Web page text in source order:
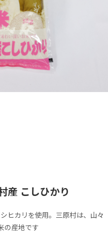
産 こしひかり
ヒカリを使用。三原村は、山々
の産地です